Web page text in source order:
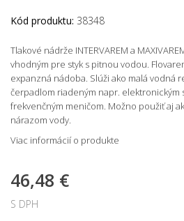
Kód produktu: 38348
Tlakové nádrže INTERVAREM a
vhodným pre styk s pitnou vodou.
expanzná nádoba. Slúži ako malá vodná
čerpadlom riadeným napr. elektronickým
frekvenčným meničom. Možno použiť aj
nárazom vody.
Viac informácií o produkte
46,48 €
S DPH